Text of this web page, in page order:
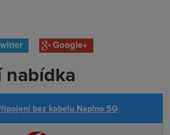
Google+
nabídka
bez kabelu Naplno 5G